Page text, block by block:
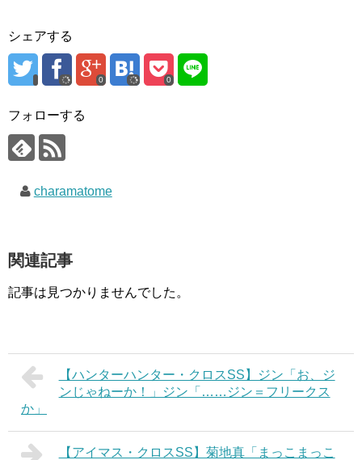
シェアする
0 0
フォローする
charamatome
関連記事
記事は見つかりませんでした。
【ハンターハンター・クロスSS】ジン「お、ジ
ンじゃねーか！」ジン「……ジン＝フリークス
か」
【アイマス・クロスSS】菊地真「まっこまっこ